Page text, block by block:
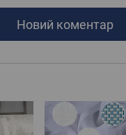
Новий коментар